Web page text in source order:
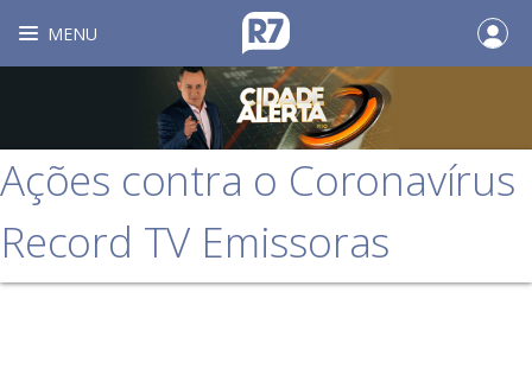
MENU
Ações contra o Coronavírus
Record TV Emissoras